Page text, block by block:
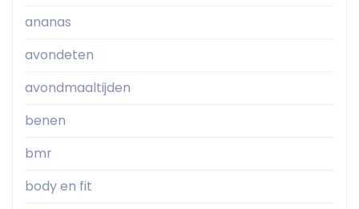
ananas
avondeten
avondmaaltijden
benen
bmr
body en fit